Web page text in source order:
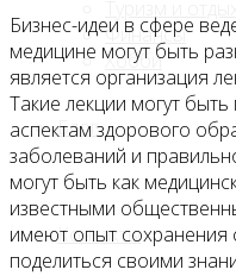
Финансы
Хобби
Блог
Контакты
Бизнес-идеи в сфере
медицине могут быть
является организация
Такие лекции могут
аспектам здорового
заболеваний и
могут быть как
известными
имеют опыт сохранения
поделиться своими